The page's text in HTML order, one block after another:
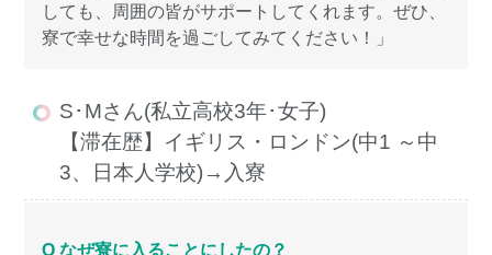
しても、周囲の皆がサポートしてくれます。ぜひ、
寮で幸せな時間を過ごしてみてください！」
S･Mさん(私立高校3年･女子)
【滞在歴】イギリス・ロンドン(中1 ～中
3、日本人学校)→入寮
Q なぜ寮に入ることにしたの？